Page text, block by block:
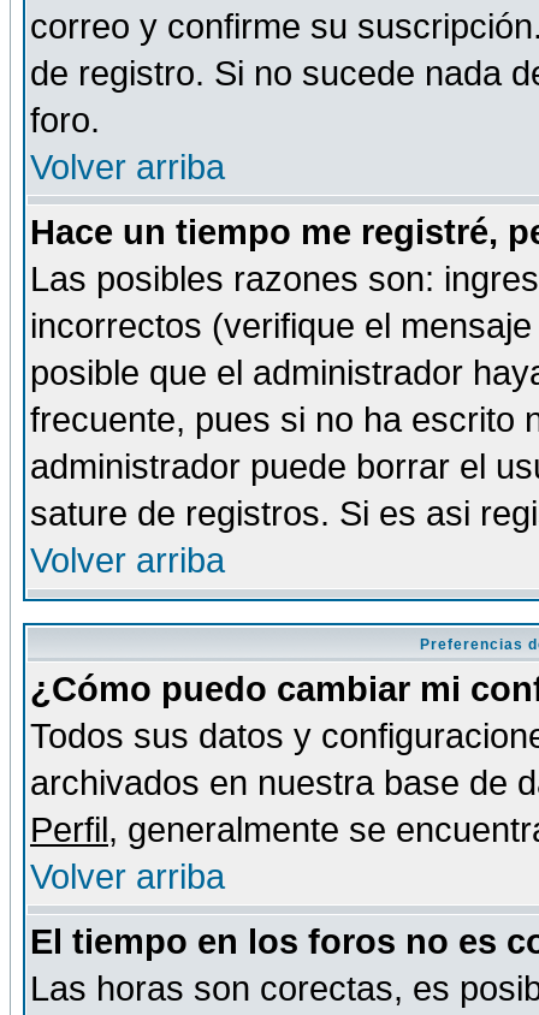
correo y confirme su
de registro. Si no sucede nada
foro.
Volver arriba
Hace un tiempo me registré,
Las posibles razones son:
incorrectos (verifique el
posible que el administrador
frecuente, pues si no ha escrito
administrador puede borrar el
sature de registros. Si es asi
Volver arriba
Preferencias
¿Cómo puedo cambiar mi
Todos sus datos y
archivados en nuestra base de
Perfil, generalmente se
Volver arriba
El tiempo en los foros no es
Las horas son corectas, es